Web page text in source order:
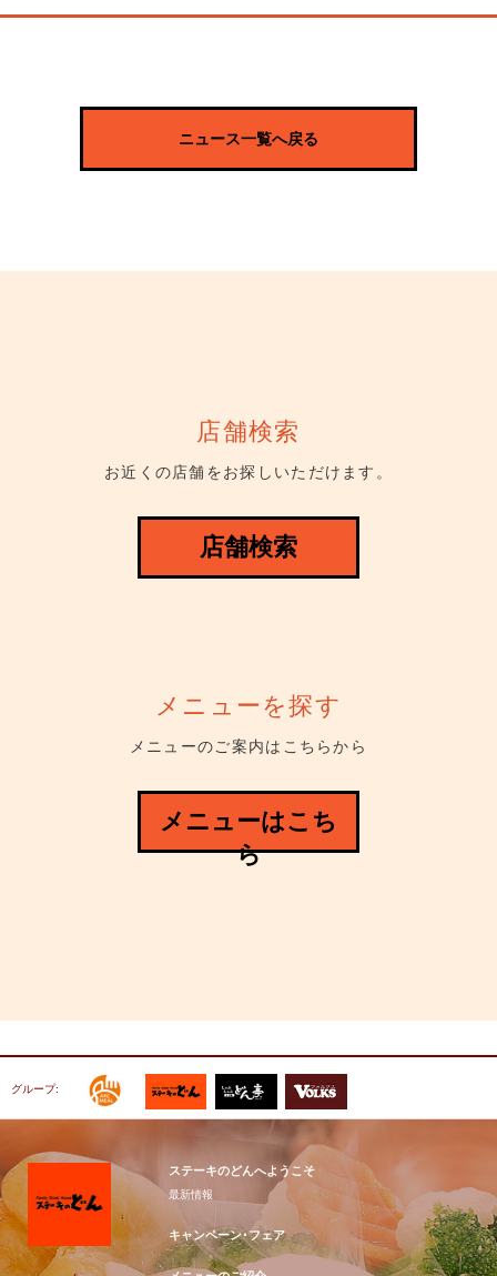
ニュース一覧へ戻る
店舗検索
お近くの店舗をお探しいただけます。
店舗検索
メニューを探す
メニューのご案内はこちらから
メニューはこち
ら
グループ:
ステーキのどんへようこそ
最新情報
キャンペーン･フェア